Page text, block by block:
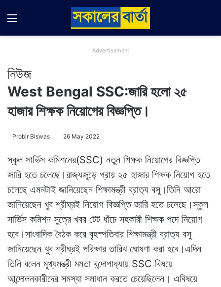
Menu
Advertisement
নিউজ
West Bengal SSC:জারি হলো ২৫
হাজার শিক্ষক নিয়োগের বিজ্ঞপ্তি।
Probir Biswas 26 May 2022
স্কুল সার্ভিস কমিশনের(SSC) নতুন শিক্ষক নিয়োগের বিজ্ঞপ্তি
জারি হতে চলেছে।রাজ‍্যজুড়ে প্রায় ২৫ হাজার শিক্ষক নিয়োগ হতে
চলেছে এমনটাই জানিয়েছেন শিক্ষামন্ত্রী ব্রাত‍্য বসু।তিনি আরো
জানিয়েছেন খুব শ্রীঘ্রই নিয়োগ বিজ্ঞপ্তি জারি হতে চলেছে।স্কুল
সার্ভিস কমিশন সুত্রে খবর টেট ধাঁচে সহকারী শিক্ষক পদে নিয়োগ
হবে।সাংবাদিক বৈঠক করে বৃহস্পতিবার শিক্ষামন্ত্রী ব্রাত‍্য বসু
জানিয়েছেন খুব শ্রীঘ্রই পরিক্ষার তারিখ ঘোষণা করা হবে।এদিন
তিনি বলেন মূখ্যমন্ত্রী মমতা বন্দোপাধ‍্যায় SSC বিষয়ে
আন্দোলনকারীদের সমস্যা সমাধান করতে চেয়েছিলেন। এবিষয়ে